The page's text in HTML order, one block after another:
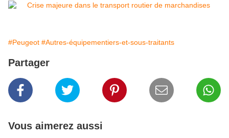
#Peugeot #Autres-équipementiers-et-sous-traitants
Partager
Vous aimerez aussi